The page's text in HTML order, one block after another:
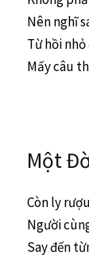
Nên nghĩ
Từ hồi nhỏ
Mấy câu
Một
Còn ly
Người
Say đến